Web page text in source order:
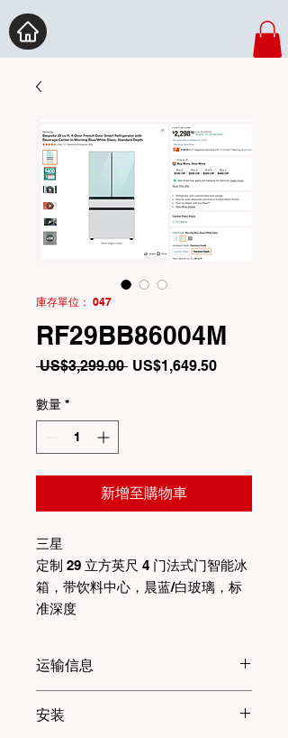
庫存單位： 047
RF29BB86004M
US$3,299.00 一US$1,649.50促
數量 *
新增至購物車
三星
定制 29 立方英尺 4 门法式门智能冰
箱，带饮料中心，晨蓝/白玻璃，标
准深度
运输信息
英里以外的卡车每英里 2 美元。
安装